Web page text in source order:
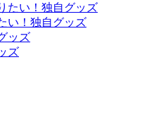
い！独自グッズ
ズ